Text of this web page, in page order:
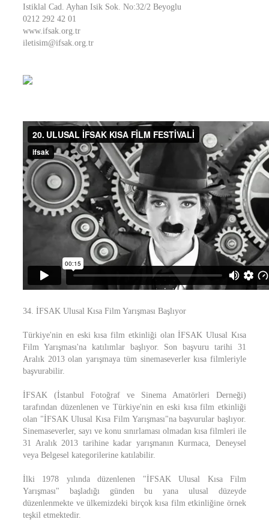
Istiklal Cad. Ayhan Isik Sok. No:32/2 Beyoglu
0212 292 42 01
www.ifsak.org.tr
iletisim@ifsak.org.tr
34. İFSAK Ulusal Kısa Film Yarışması Başlıyor
Türkiye'nin en eski kısa film etkinliği olan İFSAK Ulusal Kısa
Film Yarışması'na katılımlar başlıyor. Son başvuru tarihi 31
Aralık 2013 olan yarışmaya tüm sinemaseverler kısa filmleriyle
başvurabilir.
İFSAK (İstanbul Fotoğraf ve Sinema Amatörleri Derneği)
tarafından düzenlenen ve Türkiye'nin en eski kısa film etkinliği
olan "İFSAK Ulusal Kısa Film Yarışması"na başvurular başlıyor.
Sinemaseverler, sayı ve konu sınırlaması olmadan kısa filmleri ile
31 Aralık 2013 tarihine kadar yarışmanın Kurmaca, Deneysel
veya Belgesel kategorilerine katılabilir.
İlki 1978 yılında düzenlenen "İFSAK Ulusal Kısa Film
Yarışması" başladığı günden bu yana ulusal düzeyde
düzenlenmekte ve ülkemizdeki birçok kısa film etkinliğine örnek
teşkil etmektedir.